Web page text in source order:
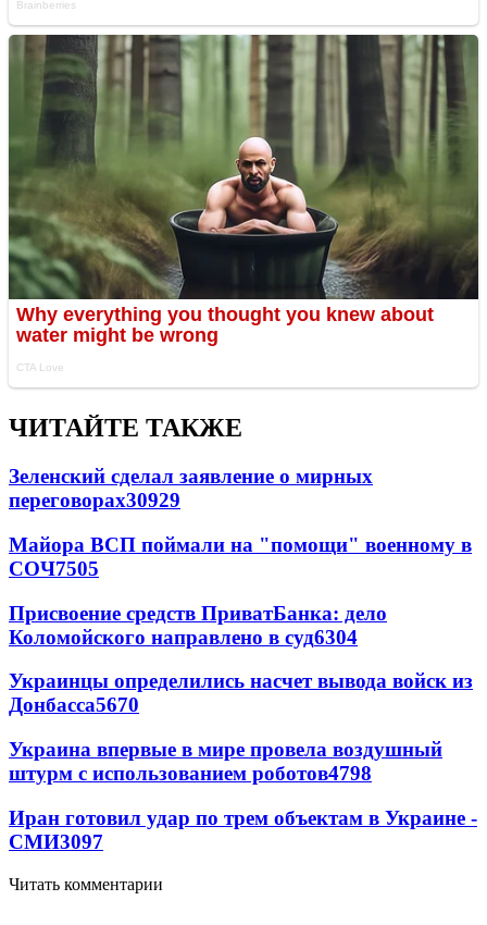
ЧИТАЙТЕ ТАКЖЕ
Зеленский сделал заявление о мирных
переговорах30929
Майора ВСП поймали на "помощи" военному в
СОЧ7505
Присвоение средств ПриватБанка: дело
Коломойского направлено в суд6304
Украинцы определились насчет вывода войск из
Донбасса5670
Украина впервые в мире провела воздушный
штурм с использованием роботов4798
Иран готовил удар по трем объектам в Украине -
СМИ3097
Читать комментарии